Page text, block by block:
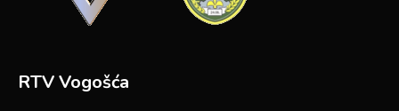
RTV Vogošća